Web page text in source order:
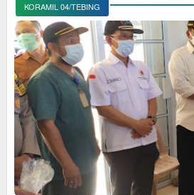
KORAMIL 04/TEBING